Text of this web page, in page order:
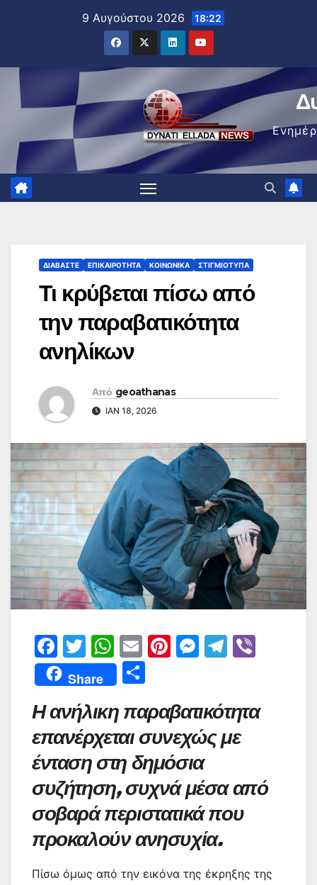
9 Αυγούστου 2026 18:22
ΔΙΑΒΆΣΤΕ ΕΠΙΚΑΙΡΌΤΗΤΑ ΚΟΙΝΩΝΙΚΆ ΣΤΙΓΜΙΌΤΥΠΑ
Τι κρύβεται πίσω από
την παραβατικότητα
ανηλίκων
Από geoathanas
ΙΑΝ 18, 2026
F
a
c
e
b
o
o
k
T
w
itt
er
W
h
at
s
A
p
p
E
m
ai
l
Pi
e
st
M
s
e
n
g
er
T
gr
a
Share
ρ
α
σ
τε
ίτ
ε
Η ανήλικη παραβατικότητα
επανέρχεται συνεχώς με
ένταση στη δημόσια
συζήτηση, συχνά μέσα από
σοβαρά περιστατικά που
προκαλούν ανησυχία.
Πίσω όμως από την εικόνα της έκρηξης της